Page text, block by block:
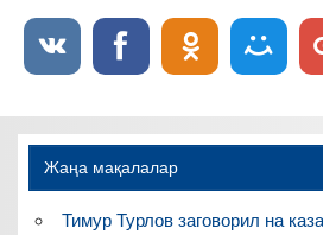
Жаңа мақалалар
Тимур Турлов заговорил на